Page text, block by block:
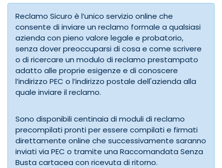
Reclamo Sicuro è l’unico servizio online che
consente di inviare un reclamo formale a qualsiasi
azienda con pieno valore legale e probatorio,
senza dover preoccuparsi di cosa e come scrivere
o di ricercare un modulo di reclamo prestampato
adatto alle proprie esigenze e di conoscere
l’indirizzo PEC o l’indirizzo postale dell'azienda alla
quale inviare il reclamo.
Sono disponibili centinaia di moduli di reclamo
precompilati pronti per essere compilati e firmati
direttamente online che successivamente saranno
inviati via PEC o tramite una Raccomandata Senza
Busta cartacea con ricevuta di ritorno.